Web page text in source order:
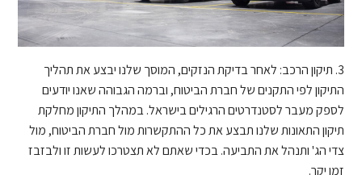
3. תיקון הרכב: לאחר בדיקת הנזקים, המוסך שלנו יבצע את תהליך
התיקון לפי התקנים של חברת הביטוח, וברמה הגבוהה שאנו יודעים
לספק מעבר לסטנדרטים הרגילים בישראל. במהלך התיקון מחלקת
תיקון התאונות שלנו תבצע את כל ההתקשרות מול חברת הביטוח, מול
צדי הג' ותנהל את התביעה. בכדי שאתם לא תצטרכו לעשות זו ולבזבז
זמן יקר.